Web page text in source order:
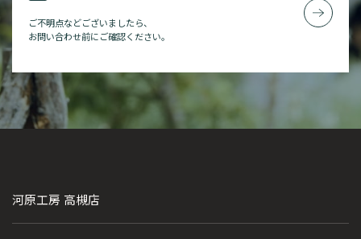
ご不明点などございましたら、
お問い合わせ前にご確認ください。
河原工房 高槻店